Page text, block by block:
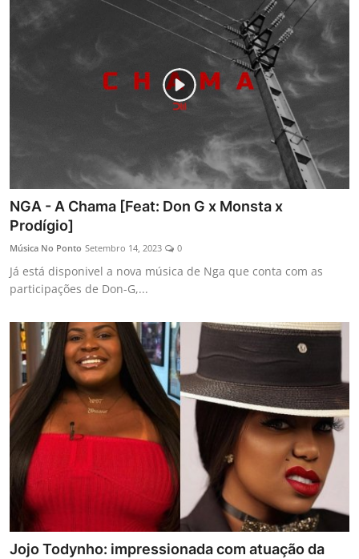
NGA - A Chama [Feat: Don G x Monsta x
Prodígio]
Música No Ponto Setembro 14, 2023 0
Já está disponivel a nova música de Nga que conta com as
participações de Don-G,...
Jojo Todynho: impressionada com atuação da